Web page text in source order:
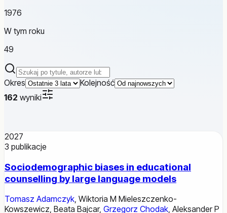
1976
W tym roku
49
Szukaj publikacji
Okres
Kolejność
162 wyniki
2027
3 publikacje
Sociodemographic biases in educational
counselling by large language models
Tomasz Adamczyk, Wiktoria M Mieleszczenko-
Kowszewicz, Beata Bajcar, Grzegorz Chodak, Aleksander P